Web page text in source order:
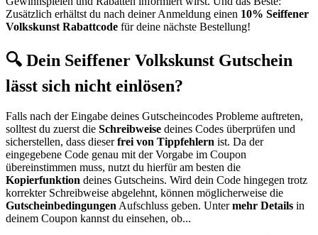
Zusätzlich erhältst du nach deiner Anmeldung einen 10% Seiffener
Volkskunst Rabattcode für deine nächste Bestellung!
🔍 Dein Seiffener Volkskunst Gutschein
lässt sich nicht einlösen?
Falls nach der Eingabe deines Gutscheincodes Probleme auftreten,
solltest du zuerst die Schreibweise deines Codes überprüfen und
sicherstellen, dass dieserfrei von Tippfehlern ist. Da der
eingegebene Code genau mit der Vorgabe im Coupon
übereinstimmen muss, nutzt du hierfür am besten die
Kopierfunktion deines Gutscheins. Wird dein Code hingegen trotz
korrekter Schreibweise abgelehnt, können möglicherweise die
Gutscheinbedingungen Aufschluss geben. Untermehr Details in
deinem Coupon kannst du einsehen, ob...